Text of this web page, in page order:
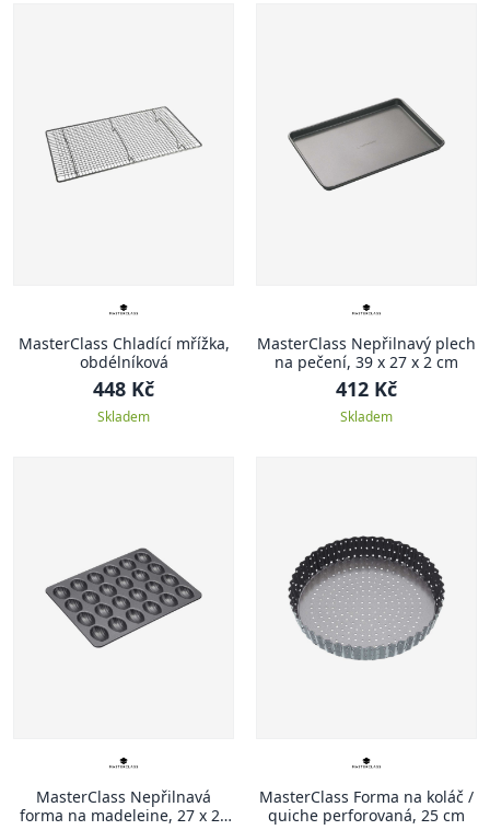
MasterClass Chladící mřížka,
obdélníková
448 Kč
Skladem
MasterClass Nepřilnavý plech
na pečení, 39 x 27 x 2 cm
412 Kč
Skladem
MasterClass Nepřilnavá
forma na madeleine, 27 x 21
MasterClass Forma na koláč /
quiche perforovaná, 25 cm